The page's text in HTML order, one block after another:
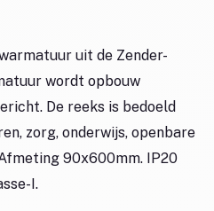
uit de Zender-
wordt opbouw
De reeks is bedoeld
zorg, onderwijs, openbare
90x600mm. IP20
I.